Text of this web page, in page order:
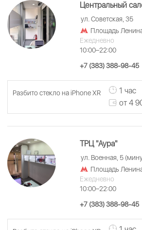
Центральный
ул. Советская, 35
Площадь
Ежедневно
10:00–22:00
+7 (383) 388-98-45
Разбито стекло на iPhone XR
1 час
от 4
ТРЦ "Аура"
ул. Военная, 5
Площадь
Ежедневно
10:00–22:00
+7 (383) 388-98-45